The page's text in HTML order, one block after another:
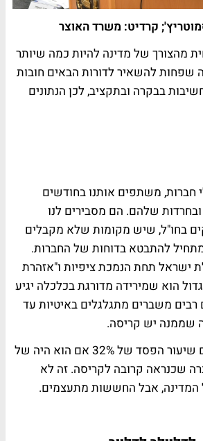
קרדיט: משרד האוצר
מהצורך של מדינה להיות כמה שיותר
שפחות להשאיר לדורות הבאים חובות
בבקרה ובתקציב, לכן הנתונים
חברות, משתפים אותנו בחודשים
שלהם. הם מסבירים לנו
בחו"ל, שיש מקומות שלא מקבלים
להתבטא בדוחות של החברות.
ישראל תחת הנמכת ציפיות ו"אזהרת
הוא שמירידה מדורגת בכלכלה יגיע
משברים מתגלגלים באיטיות עד
שממנה יש קריסה.
הדוח של המדינה עם שיעור הפסד של 32% אם הוא היה של
שכנראה קרובה לקריסה. זה לא
אבל החששות מתעצמים.